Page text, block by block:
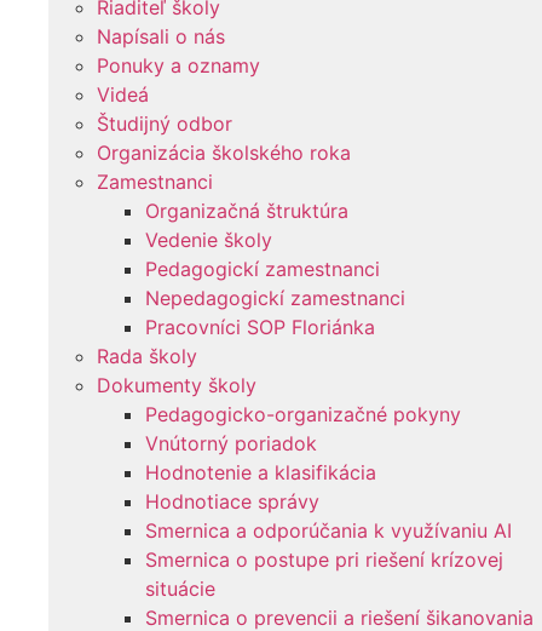
Riaditeľ školy
Napísali o nás
Ponuky a oznamy
Videá
Študijný odbor
Organizácia školského roka
Zamestnanci
Organizačná štruktúra
Vedenie školy
Pedagogickí zamestnanci
Nepedagogickí zamestnanci
Pracovníci SOP Floriánka
Rada školy
Dokumenty školy
Pedagogicko-organizačné pokyny
Vnútorný poriadok
Hodnotenie a klasifikácia
Hodnotiace správy
Smernica a odporúčania k využívaniu AI
Smernica o postupe pri riešení krízovej
situácie
Smernica o prevencii a riešení šikanovania